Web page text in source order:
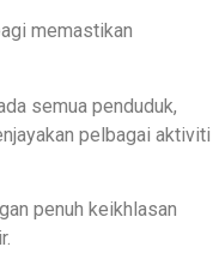
memastikan
semua penduduk,
pelbagai aktiviti
penuh keikhlasan